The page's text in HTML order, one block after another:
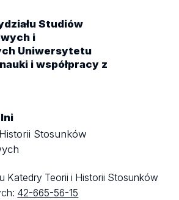
Studiów
i
Uniwersytetu
i współpracy z
Stosunków
Katedry Teorii i Historii Stosunków
42-665-56-15